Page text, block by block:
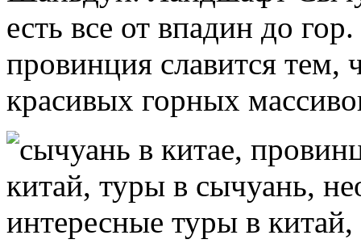
есть все от впадин до
провинция славится тем,
красивых горных